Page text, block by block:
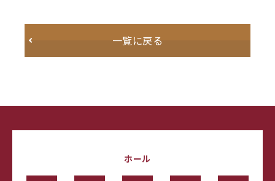
一覧に戻る
ホール